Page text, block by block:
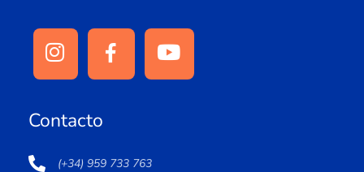
Contacto
(+34) 959 733 763